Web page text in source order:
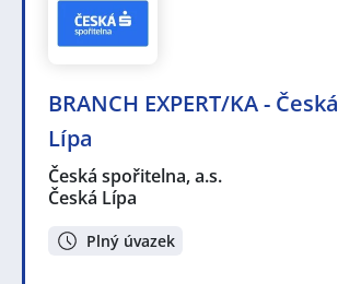
BRANCH EXPERT/KA - Česká
Lípa
Česká spořitelna, a.s.
Česká Lípa
Plný úvazek